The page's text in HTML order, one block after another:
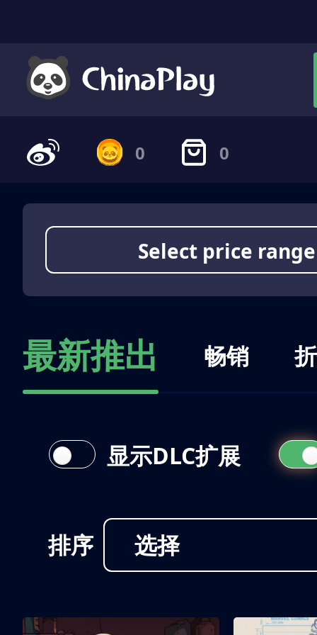
0 0
Select price range
最新推出 畅销
排序 选择
显示DLC扩展